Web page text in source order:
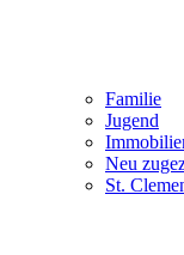
Familie
Jugend
Neu
St.